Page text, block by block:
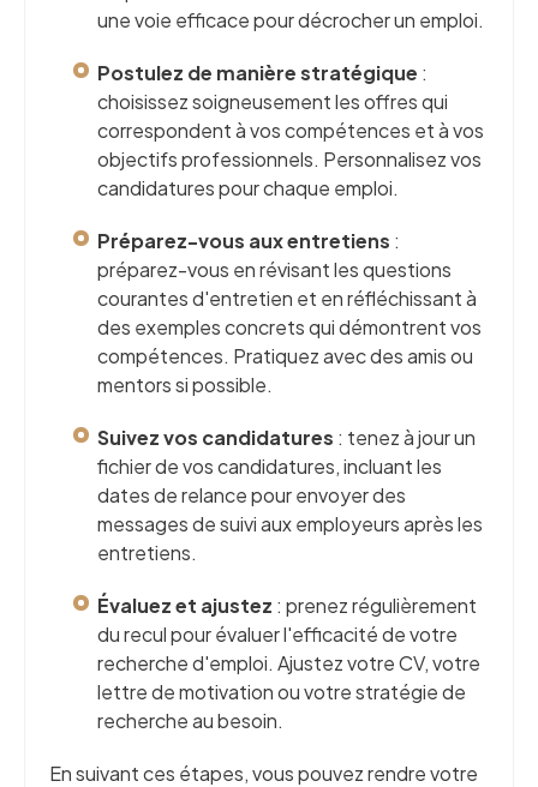
une voie efficace pour décrocher un emploi.
Postulez de manière stratégique :
choisissez soigneusement les offres qui
correspondent à vos compétences et à vos
objectifs professionnels. Personnalisez vos
candidatures pour chaque emploi.
Préparez-vous aux entretiens :
préparez-vous en révisant les questions
courantes d'entretien et en réfléchissant à
des exemples concrets qui démontrent vos
compétences. Pratiquez avec des amis ou
mentors si possible.
Suivez vos candidatures : tenez à jour un
fichier de vos candidatures, incluant les
dates de relance pour envoyer des
messages de suivi aux employeurs après les
entretiens.
Évaluez et ajustez : prenez régulièrement
du recul pour évaluer l'efficacité de votre
recherche d'emploi. Ajustez votre CV, votre
lettre de motivation ou votre stratégie de
recherche au besoin.
En suivant ces étapes, vous pouvez rendre votre